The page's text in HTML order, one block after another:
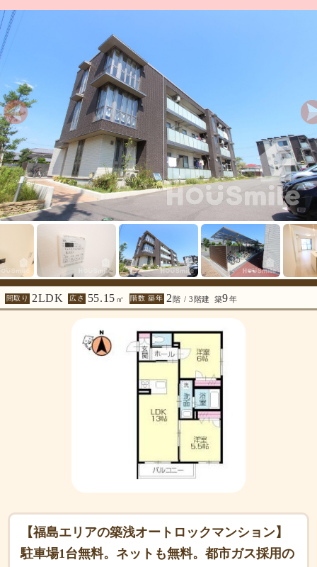
間取り 2LDK 広さ 55.15 ㎡ 階数 築年 2 階 / 3階建 築9年
【福島エリアの築浅オートロックマンション】
駐車場1台無料。ネットも無料。都市ガス採用の